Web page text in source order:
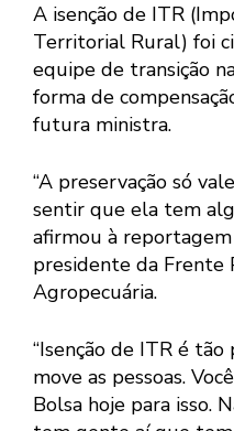
A isenção de ITR
Territorial Rural) foi
equipe de transição
forma de
futura ministra.
“A preservação só
sentir que ela tem
afirmou à
presidente da Frente
Agropecuária.
“Isenção de ITR é
move as pessoas.
Bolsa hoje para isso.